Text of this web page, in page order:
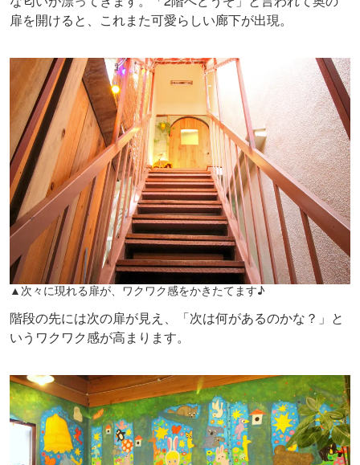
扉を開けると、これまた可愛らしい廊下が出現。
▲次々に現れる扉が、ワクワク感をかきたてます♪
階段の先には次の扉が見え、「次は何があるのかな？」と
いうワクワク感が高まります。